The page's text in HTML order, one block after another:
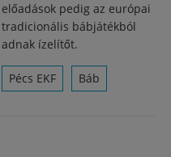
előadások pedig az európai
tradicionális bábjátékból
adnak ízelítőt.
Pécs EKF Báb